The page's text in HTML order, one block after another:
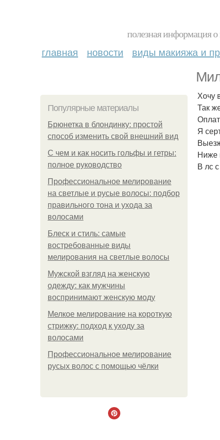
полезная информация
главная новости виды макияжа и
Популярные материалы
Брюнетка в блондинку: простой
способ изменить свой внешний вид
С чем и как носить гольфы и гетры:
полное руководство
Профессиональное мелирование
на светлые и русые волосы: подбор
правильного тона и ухода за
волосами
Блеск и стиль: самые
востребованные виды
мелирования на светлые волосы
Мужской взгляд на женскую
одежду: как мужчины
воспринимают женскую моду
Мелкое мелирование на короткую
стрижку: подход к уходу за
волосами
Профессиональное мелирование
русых волос с помощью чёлки
Хочу
Так
Я
Ниже
В лс